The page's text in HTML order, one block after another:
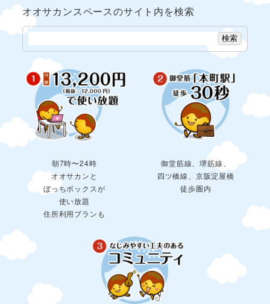
オオサカンスペースのサイト内を検索
検索
朝7時〜24時
オオサカンと
ぼっちボックスが
使い放題
住所利用プランも
御堂筋線、堺筋線、
四ツ橋線、京阪淀屋橋
徒歩圏内